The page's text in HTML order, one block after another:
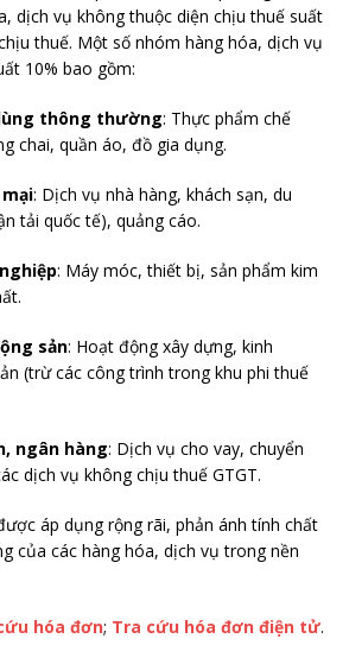
dịch vụ không thuộc diện chịu thuế suất
thuế. Một số nhóm hàng hóa, dịch vụ
10% bao gồm:
thông thường: Thực phẩm chế
chai, quần áo, đồ gia dụng.
: Dịch vụ nhà hàng, khách sạn, du
tải quốc tế), quảng cáo.
: Máy móc, thiết bị, sản phẩm kim
sản: Hoạt động xây dựng, kinh
(trừ các công trình trong khu phi thuế
ngân hàng: Dịch vụ cho vay, chuyển
dịch vụ không chịu thuế GTGT.
áp dụng rộng rãi, phản ánh tính chất
của các hàng hóa, dịch vụ trong nền
hóa đơn; Tra cứu hóa đơn điện tử.